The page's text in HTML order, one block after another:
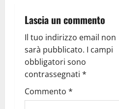
Lascia un commento
Il tuo indirizzo email non
sarà pubblicato. I campi
obbligatori sono
contrassegnati *
Commento *